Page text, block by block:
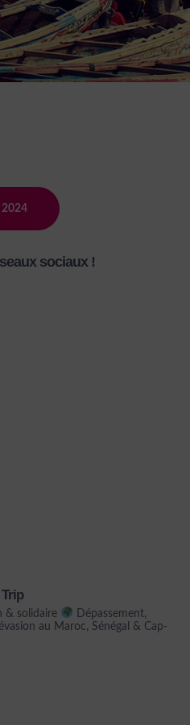
2024
sociaux !
& solidaire
Dépassement,
au Maroc, Sénégal & Cap-